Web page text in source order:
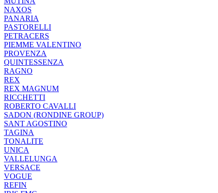
NAXOS
PANARIA
PASTORELLI
PETRACERS
PIEMME VALENTINO
PROVENZA
QUINTESSENZA
RAGNO
REX
REX MAGNUM
RICCHETTI
ROBERTO CAVALLI
SADON (RONDINE GROUP)
SANT AGOSTINO
TAGINA
TONALITE
UNICA
VALLELUNGA
VERSACE
VOGUE
REFIN